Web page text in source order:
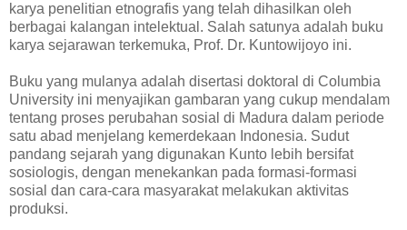
karya penelitian etnografis yang telah dihasilkan oleh
berbagai kalangan intelektual. Salah satunya adalah buku
karya sejarawan terkemuka, Prof. Dr. Kuntowijoyo ini.
Buku yang mulanya adalah disertasi doktoral di Columbia
University ini menyajikan gambaran yang cukup mendalam
tentang proses perubahan sosial di Madura dalam periode
satu abad menjelang kemerdekaan Indonesia. Sudut
pandang sejarah yang digunakan Kunto lebih bersifat
sosiologis, dengan menekankan pada formasi-formasi
sosial dan cara-cara masyarakat melakukan aktivitas
produksi.